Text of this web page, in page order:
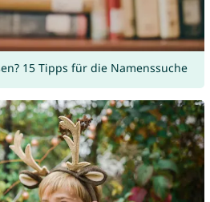
15 Tipps für die Namenssuche